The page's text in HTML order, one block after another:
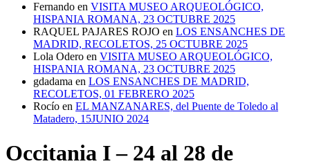
Fernando en VISITA MUSEO ARQUEOLÓGICO,
HISPANIA ROMANA, 23 OCTUBRE 2025
RAQUEL PAJARES ROJO en LOS ENSANCHES DE
MADRID, RECOLETOS, 25 OCTUBRE 2025
Lola Odero en VISITA MUSEO ARQUEOLÓGICO,
HISPANIA ROMANA, 23 OCTUBRE 2025
gdadama en LOS ENSANCHES DE MADRID,
RECOLETOS, 01 FEBRERO 2025
Rocío en EL MANZANARES, del Puente de Toledo al
Matadero, 15JUNIO 2024
Occitania I – 24 al 28 de